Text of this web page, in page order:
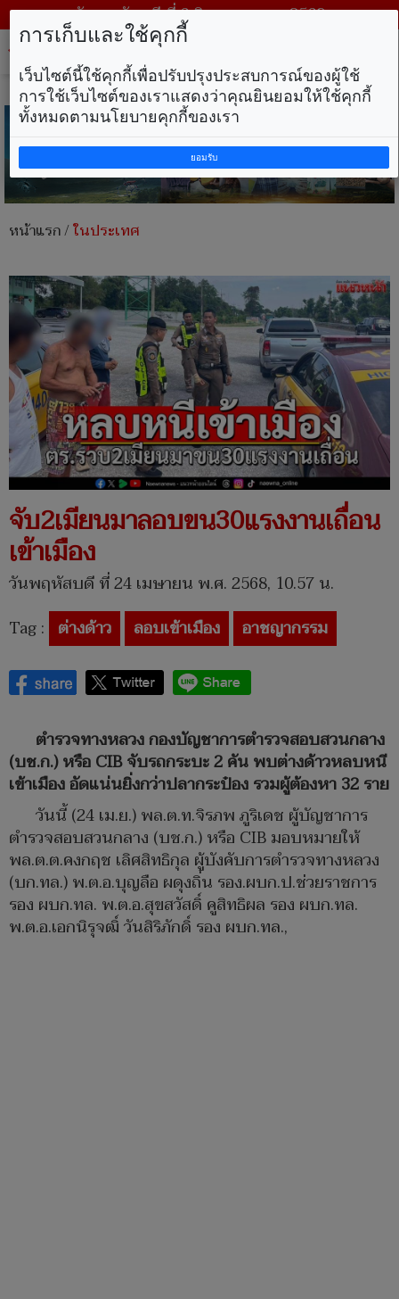
วันพฤหัสบดี ที่ 6 สิงหาคม พ.ศ. 2569
หน้าแรก/ในประเทศ
จับ2เมียนมาลอบขน30แรงงานเถื่อน
เข้าเมือง
วันพฤหัสบดี ที่ 24 เมษายน พ.ศ. 2568, 10.57 น.
Tag : ต่างด้าว ลอบเข้าเมือง อาชญากรรม
ตำรวจทางหลวง กองบัญชาการตำรวจสอบสวนกลาง
(บช.ก.) หรือ CIB จับรถกระบะ 2 คัน พบต่างด้าวหลบหนี
เข้าเมือง อัดแน่นยิ่งกว่าปลากระป๋อง รวมผู้ต้องหา 32 ราย
วันนี้ (24 เม.ย.) พล.ต.ท.จิรภพ ภูริเดช ผู้บัญชาการ
ตำรวจสอบสวนกลาง (บช.ก.) หรือ CIB มอบหมายให้
พล.ต.ต.คงกฤช เลิศสิทธิกุล ผู้บังคับการตำรวจทางหลวง
(บก.ทล.) พ.ต.อ.บุญลือ ผดุงถิ่น รอง.ผบก.ป.ช่วยราชการ
รอง ผบก.ทล. พ.ต.อ.สุขสวัสดิ์ คูสิทธิผล รอง ผบก.ทล.
พ.ต.อ.เอกนิรุจฒิ์ วันสิริภักดิ์ รอง ผบก.ทล.,
การเก็บและใช้คุกกี้
เว็บไซต์นี้ใช้คุกกี้เพื่อปรับปรุงประสบการณ์ของผู้ใช้
การใช้เว็บไซต์ของเราแสดงว่าคุณยินยอมให้ใช้คุกกี้
ทั้งหมดตามนโยบายคุกกี้ของเรา
ยอมรับ